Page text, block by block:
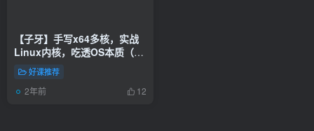
【子牙】手写x64多核，实战
Linux内核，吃透OS本质（二
期）-百度网盘-下载
好课推荐
2年前 12